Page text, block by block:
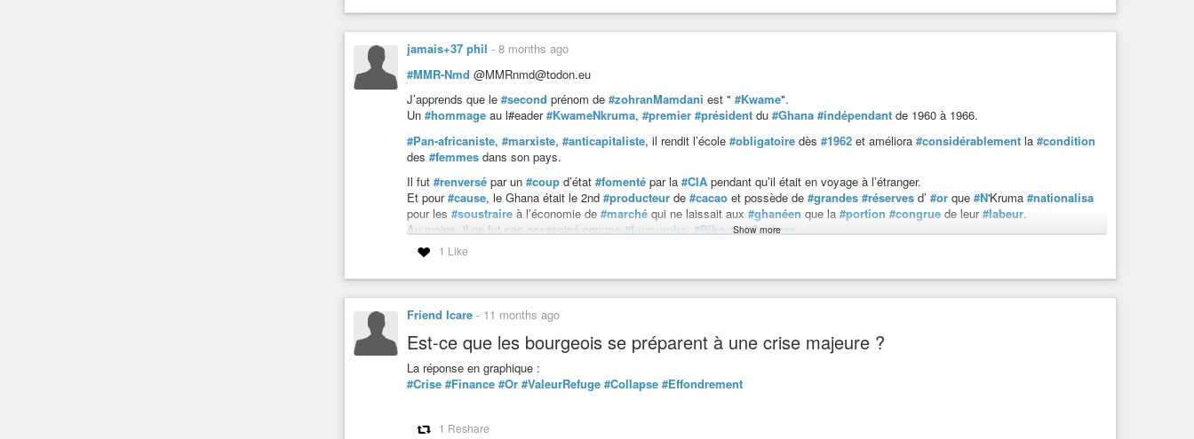
jamais+37 phil - 8 months ago
#MMR-Nmd @MMRnmd@todon.eu
J’apprends que le #second prénom de #zohranMamdani est " #Kwame".
Un #hommage au l#eader#KwameNkruma, #premier #président du #Ghana #indépendant de 1960 à 1966.
#Pan-africaniste, #marxiste, #anticapitaliste, il rendit l’école #obligatoire dès #1962 et améliora #considérablement la #condition
des #femmes dans son pays.
Il fut #renversé par un #coup d’état #fomenté par la #CIA pendant qu’il était en voyage à l’étranger.
Et pour#cause, le Ghana était le 2nd #producteur de #cacao et possède de #grandes #réserves d’ #or que #N'Kruma #nationalisa
pour les #soustraire à l’économie de #marché qui ne laissait aux #ghanéen que la #portion #congrue de leur#labeur.
Au moins, il ne fut pas assassiné comme #Lumumba #Biko ou#Sankara
Je souhaite à
Show more
1 Like
Friend Icare - 11 months ago
Est-ce que les bourgeois se préparent à une crise majeure ?
La réponse en graphique :
#Crise #Finance #Or #ValeurRefuge #Collapse #Effondrement
1 Reshare